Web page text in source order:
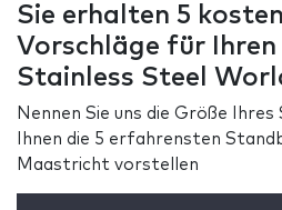
Sie erhalten 5
Vorschläge für
Stainless Steel
Nennen Sie uns die Größe
Ihnen die 5 erfahrensten
Maastricht vorstellen